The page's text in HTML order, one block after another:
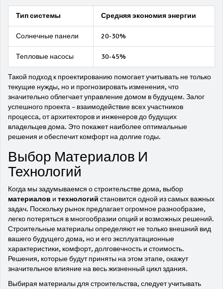
Тип системы Средняя экономия энергии
Солнечные панели 20-30%
Тепловые насосы 30-45%
Такой подход к проектированию помогает учитывать не только
текущие нужды, но и прогнозировать изменения, что
значительно облегчает управление домом в будущем. Залог
успешного проекта – взаимодействие всех участников
процесса, от архитекторов и инженеров до будущих
владельцев дома. Это покажет наиболее оптимальные
решения и обеспечит комфорт на долгие годы.
Выбор Материалов И
Технологий
Когда мы задумываемся о строительстве дома, выбор
материалов и технологий становится одной из самых важных
задач. Поскольку рынок предлагает огромное разнообразие,
легко потеряться в многообразии опций и возможных решений.
Строительные материалы определяют не только внешний вид
вашего будущего дома, но и его эксплуатационные
характеристики, комфорт, долговечность и стоимость.
Решения, которые будут приняты на этом этапе, окажут
значительное влияние на весь жизненный цикл здания.
Выбирая материалы для строительства, следует учитывать